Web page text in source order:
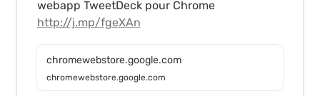
webapp TweetDeck pour Chrome
http://j.mp/fgeXAn
chromewebstore.google.com
chromewebstore.google.com